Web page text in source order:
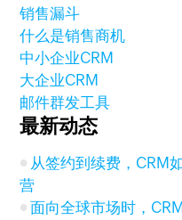
销售漏斗
什么是销售商机
中小企业CRM
大企业CRM
邮件群发工具
最新动态
从签约到续费，CRM
营
面向全球市场时，